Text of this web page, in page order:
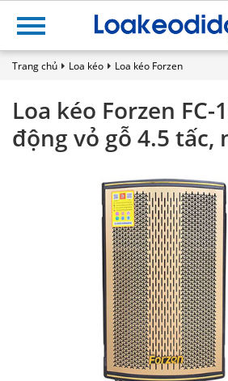
Trang chủ Loa kéo Loa kéo Forzen
Loa kéo Forzen FC-
động vỏ gỗ 4.5 tấc,